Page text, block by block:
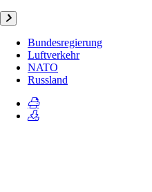
Bundesregierung
Luftverkehr
NATO
Russland